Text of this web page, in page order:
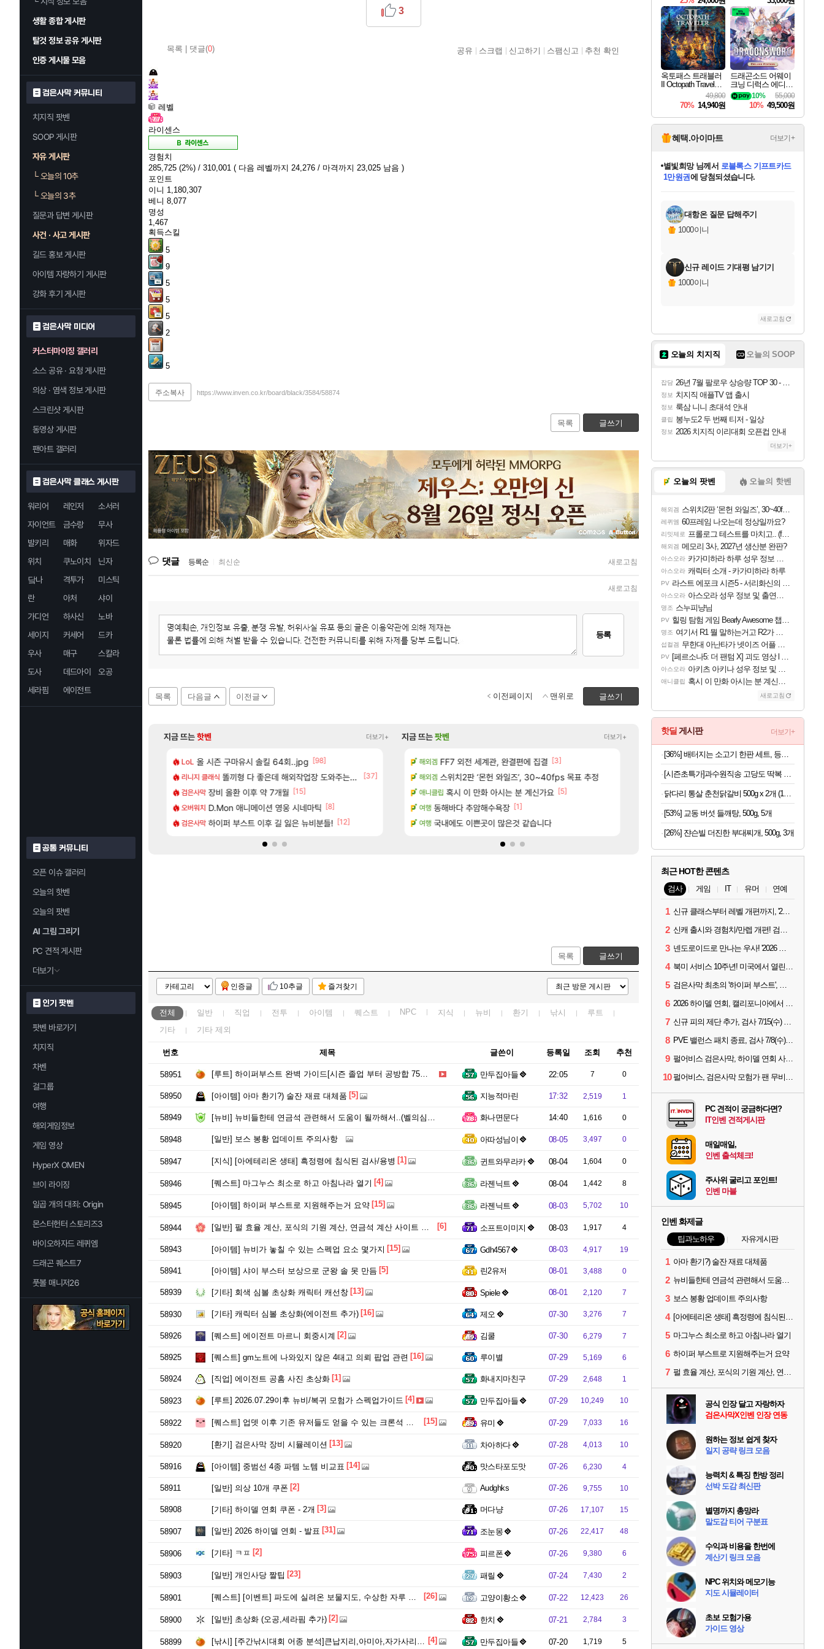
생활 종합 게시판
탈것 정보 공유 게시판
인증 게시물 모음
검은사막 커뮤니티
치지직 팟벤
SOOP 게시판
자유 게시판
└오늘의 10추
└오늘의 3추
질문과 답변 게시판
사건 · 사고 게시판
길드 홍보 게시판
아이템 자랑하기 게시판
강화 후기 게시판
검은사막 미디어
커스터마이징 갤러리
소스 공유 · 요청 게시판
의상 · 염색 정보 게시판
스크린샷 게시판
동영상 게시판
팬아트 갤러리
검은사막 클래스 게시판
워리어 레인저
소서러
자이언트
금수랑
무사
발키리
매화
위자드
위치
쿠노이치
닌자
닼나
격투가
미스틱
란
아처
샤이
가디언
하사신
노바
세이지
커세어
드카
우사
매구
스칼라
도사
데드아이
오공
세라핌
에이전트
공통 커뮤니티
오픈 이슈 갤러리
오늘의 핫벤
오늘의 팟벤
AI 그림 그리기
PC 견적 게시판
더보기
인기 팟벤
팟벤 바로가기
치지직
차벤
걸그룹
여행
해외게임정보
게임 영상
HyperX OMEN
브이 라이징
일곱 개의 대죄: Origin
몬스터헌터 스토리즈3
바이오하자드 레퀴엠
드래곤 퀘스트7
풋볼 매니저26
목록 댓글(0)
3
공유 스크랩 신고하기 스팸신고 추천 확인
레벨
라이센스
경험치
285,725 (2%) / 310,001 ( 다음 레벨까지 24,276 / 마격까지 23,025 남음 )
포인트
이니 1,180,307
베니 8,077
명성
1,467
획득스킬
5
9
5
5
5
2
5
주소복사 https://www.inven.co.kr/board/black/3584/58874
목록 글쓰기
댓글 등록순 최신순 새로고침
새로고침
등록
목록 다음글 이전글 글쓰기
이전페이지 맨위로
지금 뜨는핫벤 더보기+
LoL 올 시즌 구마유시 솔킬 64회..jpg [98]
리니지 클래식 똘끼형 다 좋은데 해외작업장 도와주는 짓은 좀 아니지않냐?
[37]
검은사막 장비 올환 이후 약 7개월 [15]
오버워치 D.Mon 애니메이션 영웅 시네마틱 [8]
검은사막 하이퍼 부스트 이후 길 잃은 뉴비분들! [12]
메이플 8월 9일 썬데이 메이플 [155]
FCO 진짜 귀한 삼색화채 찐1등 떳냐 ㅅㅅㅅ [25]
로아 보상 공지 나온거 10추 하니 올리자 [88]
로아 크로체 따왔습니다 [78]
로아 고양이를 도구로 쓰는 인방 하꼬 스트리머 박제합니다.
오버워치 메가부대는 더이상 나오기 힘들것 같다는 생각임
수술 및 입원 후 수로 미참여 관련 글 [620]
종자들이여, 마음껏 유린하라.jpg [52]
캬 익세 에픽빔ㅋㅋㅋㅋㅋㅋㅋㅋ [40]
검은사막 흠, 꼰대왔다. [26]
지금 뜨는팟벤 더보기+
아스오라 아스오라 성우 정보 및 출연작 모음
아스오라 아키츠 아키나 성우 정보 및 주요 필모
비스트 모든 성소 위치 공략 (40개) - 귀환한 영혼 도전과제
명조 스누피냥님
리밋제로 프롤로그 테스트를 마치고.. (feat. 리아)
해외겜 FF7 외전 세계관, 완결편에 집결 [3]
해외겜 스위치2판 ‘몬헌 와일즈’, 30~40fps 목표 추정
애니클립 혹시 이 만화 아시는 분 계신가요 [5]
여행 동해바다 추암해수욕장 [1]
여행 국내에도 이쁜곳이 많은것 같습니다
해외겜 중국 CXMT, D램 매출 점유율 7%…글로벌 4위로 부상
해외겜 AI발 원가 압박, 메인보드값 오르나
리싱크드 리싱크드 1.06 패치노트 (8/5)
해외겜 메모리 3사, 2027년 생산분 완판?
아스오라 아사쿠라 마이 성우 정보 및 주요 필모
목록 글쓰기
인증글 10추글 즐겨찾기
전체 일반 직업 전투 아이템 퀘스트 NPC 지식 뉴비 환기 낚시
루트
기타
기타 제외
번호 제목 글쓴이 등록일 조회 추천
58951 [루트] 하이퍼부스트 완벽 가이드[시즌 졸업 부터 공방합 750까지] _ 21시간 26분 컷 성장 꿀팁 총 정리 만두집아들 22:05 7 0
58950 [아이템] 아마 환기?) 술잔 재료 대체품 [5] 지능적마린 17:32 2,519 1
58949 [뉴비] 뉴비들한테 연금석 관련해서 도움이 될까해서..(벨의심장 등) 화나면문다 14:40 1,616 0
58948 [일반] 보스 봉황 업데이트 주의사항 아따성님이 08-05 3,497 0
58947 [지식] [아에테리온 생태] 흑정령에 침식된 검사/용병 [1] 귄트와무라카 08-04 1,604 0
58946 [퀘스트] 마그누스 최소로 하고 아침나라 열기 [4] 라젠닉트 08-04 1,442 8
58945 [아이템] 하이퍼 부스트로 지원해주는거 요약 [15] 라젠닉트 08-03 5,702 10
58944 [일반] 펄 효율 계산, 포식의 기원 계산, 연금석 계산 사이트 공유 [6] 소프트이미지 08-03 1,917 4
58943 [아이템] 뉴비가 놓칠 수 있는 스펙업 요소 몇가지 [15] Gdh4567 08-03 4,917 19
58941 [아이템] 샤이 부스터 보상으로 군왕 솔 못 만듬 [5] 린2유저 08-01 3,488 0
58939 [기타] 회색 심볼 초상화 캐릭터 캐선창 [13] Spiele 08-01 2,120 7
58930 [기타] 캐릭터 심볼 초상화(에이전트 추가) [16] 제오 07-30 3,276 7
58926 [퀘스트] 에이전트 마르니 회중시계 [2] 김쿨 07-30 6,279 7
58925 [퀘스트] gm노트에 나와있지 않은 4태고 의뢰 팝업 관련 [16] 루이별 07-29 5,169 6
58924 [직업] 에이전트 공홈 사진 초상화 [1] 화내지마친구 07-29 2,648 1
58923 [루트] 2026.07.29이후 뉴비/복귀 모험가 스펙업가이드 [4] 만두집아들 07-29 10,249 10
58922 [퀘스트] 업뎃 이후 기존 유저들도 얻을 수 있는 크론석 및 보상 정리 [15] 유미 07-29 7,033 16
58920 [환기] 검은사막 장비 시뮬레이션 [13] 차아하다 07-28 4,013 10
58916 [아이템] 중범선 4종 파템 노템 비교표 [14] 맛스타포도맛 07-26 6,230 4
58911 [일반] 의상 10개 쿠폰 [2] Audghks 07-26 9,755 10
58908 [기타] 하이델 연회 쿠폰 - 2개 [3] 머다냥 07-26 17,107 15
58907 [일반] 2026 하이델 연회 - 발표 [31] 조눈몽 07-26 22,417 48
58906 [기타] ㅋㅍ [2] 피르폰 07-26 9,380 6
58903 [일반] 개인사당 짤팁 [23] 패릴 07-24 7,430 2
58901 [퀘스트] [이벤트] 파도에 실려온 보물지도, 수상한 자루 위치 [26] 고양이황소 07-22 12,423 26
58900 [일반] 초상화 (오공,세라핌 추가) [2] 한치 07-21 2,784 3
58899 [낚시] [주간낚시대회 어종 분석]큰납지리,아미아,자가사리_2026.07.20 ~ 2026.07.25 [4] 만두집아들 07-20 1,719 5
옥토패스 트래블러
II Octopath Traveler I
49,800
70% 14,940원
드래곤소드 어웨이
크닝 디럭스 에디션
DragonSword Awake
ning Deluxe Edition
55,000
10%
10% 49,500원
혜택.아이마트 더보기+
교환.
당첨되셨습니다.
당첨되셨습니다.
당첨되셨습니다.
별빛희망님께서 로블록스 기프트카드
1만원권에 당첨되셨습니다.
당첨되셨습니다.
당첨되셨습니다.
당첨되셨습니다.
당첨되셨습니다.
에디션 (스팀코드)를 교환.
당첨되셨습니다.
대항온 질문 답해주기
1000이니
신규 레이드 기대평 남기기
1000이니
새로고침
오늘의 치지직 오늘의 SOOP
잡담 26년 7월 팔로우 상승량 TOP 30 - 월간 치지직
정보 치지직 애플TV 앱 출시
정보 룩삼 니니 초대석 안내
클립 봉누도2 두 번째 티저 - 일상
정보 2026 치지직 이리대회 오픈컵 안내
더보기+
오늘의 팟벤 오늘의 핫벤
해외겜 스위치2판 ‘몬헌 와일즈’, 30~40fps 목표 추정
레퀴엠 60프레임 나오는데 정상일까요?
리밋제로 프롤로그 테스트를 마치고.. (feat. 리아)
해외겜 메모리 3사, 2027년 생산분 완판?
아스오라 카가미하라 하루 성우 정보 및 주요 필모
아스오라 캐릭터 소개 - 카가미하라 하루
PV 라스트 에포크 시즌5 - 서리화신의 분노 티저
아스오라 아스오라 성우 정보 및 출연작 모음
명조 스누피냥님
PV 힐링 탐험 게임 Bearly Awesome 챕터 1 트레일러
명조 여기서 R1 뭘 말하는거고 R2가 뭘말하는걸까요?
섭컬겜 무한대 아난타가 넷이즈 어플 달력에 일정 등록
PV [페르소나5: 더 팬텀 X] 괴도 영상 l 타카마키 안·댄싱 스타
아스오라 아키츠 아키나 성우 정보 및 주요 필모
애니클립 혹시 이 만화 아시는 분 계신가요
새로고침
핫딜 게시판 더보기+
[53%] 교동 버섯 들깨탕, 500g, 5개
[26%] 쟌슨빌 더진한 부대찌개, 500g, 3개
최근 HOT한 콘텐츠
검사 게임 IT 유머 연예
1 신규 클래스부터 레벨 개편까지, '2026 검은사막 하이델 연회' 총정리
2 신캐 출시와 경험치/만렙 개편! 검사 2026 하이델 연회 모아보기
3 넨도로이드로 만나는 우사! '2026 하이델 연회' 막바지 깜짝 공개
4 북미 서비스 10주년! 미국에서 열린 '검은사막 하이델 연회'
5 검은사막 최초의 '하이퍼 부스트', 직접 해봤습니다
6 2026 하이델 연회, 캘리포니아에서 개최
7 신규 피의 제단 추가, 검사 7/15(수) 패치 핵심 정리
8 PVE 밸런스 패치 종료, 검사 7/8(수) 패치 핵심 정리
9 펄어비스 검은사막, 하이델 연회 사전 이벤트 시작
10 펄어비스, 검은사막 모험가 팬 무비 '마디걸스' 글로벌 상영회 개최
PC 견적이 궁금하다면?
IT인벤 견적게시판
매일매일,
인벤 출석체크!
주사위 굴리고 포인트!
인벤 마블
인벤 화제글
팁과노하우 자유게시판
1 아마 환기?) 술잔 재료 대체품
2 뉴비들한테 연금석 관련해서 도움이 될까해서..(벨의심장 등)
3 보스 봉황 업데이트 주의사항
4 [아에테리온 생태] 흑정령에 침식된 검사/용병
5 마그누스 최소로 하고 아침나라 열기
6 하이퍼 부스트로 지원해주는거 요약
7 펄 효율 계산, 포식의 기원 계산, 연금석 계산 사이트 공유
공식 인장 달고 자랑하자
검은사막X인벤 인장 연동
원하는 정보 쉽게 찾자
일지 공략 링크 모음
능력치 & 특징 한방 정리
선박 도감 최신판
별명까지 총망라
말도감 티어 구분표
수익과 비용을 한번에
계산기 링크 모음
NPC 위치와 메모기능
지도 시뮬레이터
초보 모험가용
가이드 영상